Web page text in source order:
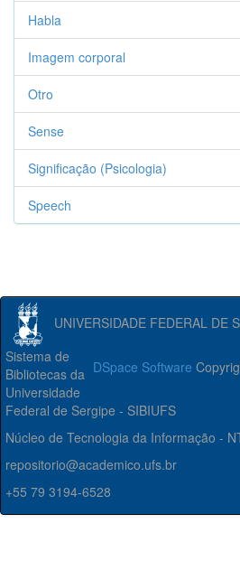
Habla
Imagem corporal
Otro
Sense
Significação (Psicologia)
Speech
UNIVERSIDADE FEDERAL DE
DSpace Software
Sistema de
Bibliotecas da
Universidade
Federal de Sergipe - SIBIUFS
Núcleo de Tecnologia da Informação -
repositorio@academico.ufs.br
+55 79 3194-6528